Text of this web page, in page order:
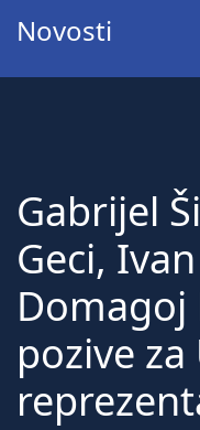
Novosti
Gabrijel
Geci,
pozive za